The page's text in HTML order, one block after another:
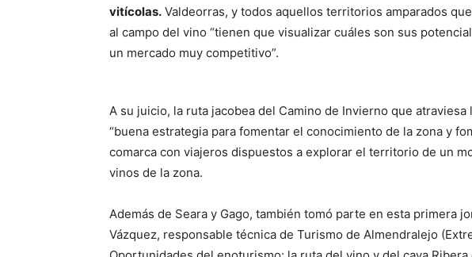
vitícolas. Valdeorras, y todos aquellos territorios amparados
al campo del vino “tienen que visualizar cuáles son sus
un mercado muy competitivo”.
A su juicio, la ruta jacobea del Camino de Invierno que
“buena estrategia para fomentar el conocimiento de la zona y
comarca con viajeros dispuestos a explorar el territorio de un
vinos de la zona.
Además de Seara y Gago, también tomó parte en esta primera
Vázquez, responsable técnica de Turismo de Almendralejo